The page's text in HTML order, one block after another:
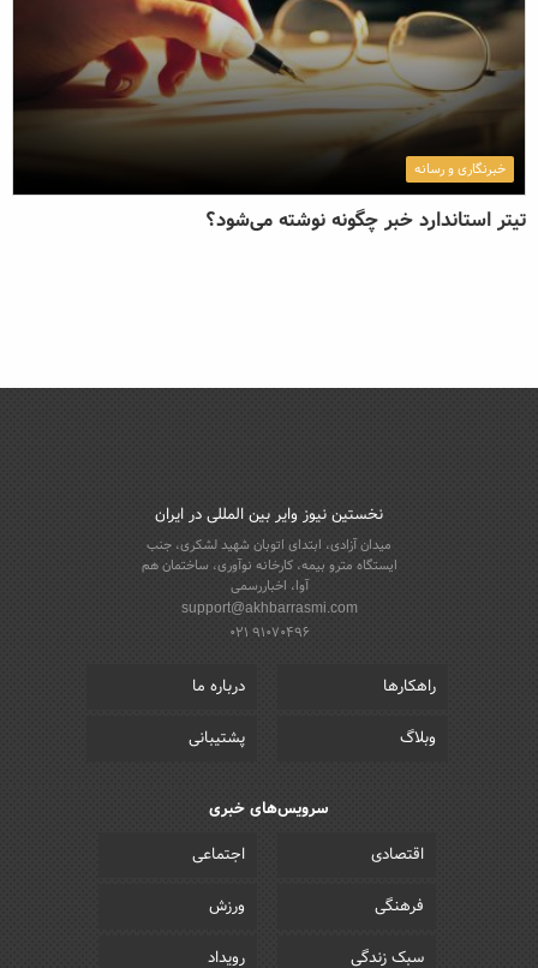
خبرنگاری و رسانه
تیتر استاندارد خبر چگونه نوشته می‌شود؟
نخستین نیوز وایر بین المللی در ایران
میدان آزادی، ابتدای اتوبان شهید لشکری، جنب
ایستگاه مترو بیمه، کارخانه نوآوری، ساختمان هم
آوا، اخباررسمی
support@akhbarrasmi.com
021 91070496
راهکارها
درباره ما
وبلاگ
پشتیبانی
سرویس‌های خبری
اقتصادی
اجتماعی
فرهنگی
ورزش
سبک زندگی
رویداد